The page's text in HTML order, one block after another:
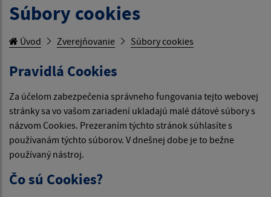
Súbory cookies
Úvod Zverejňovanie Súbory cookies
Pravidlá Cookies
Za účelom zabezpečenia správneho fungovania tejto webovej
stránky sa vo vašom zariadení ukladajú malé dátové súbory s
názvom Cookies. Prezeraním týchto stránok súhlasíte s
používanám týchto súborov. V dnešnej dobe je to bežne
používaný nástroj.
Čo sú Cookies?